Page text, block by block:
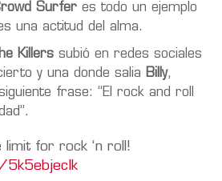
Surfer es todo un ejemplo
una actitud del alma.
Killers subió en redes sociales
y una donde salia Billy,
frase: “El rock and roll
limit for rock ‘n roll!
5k5ebjecIk